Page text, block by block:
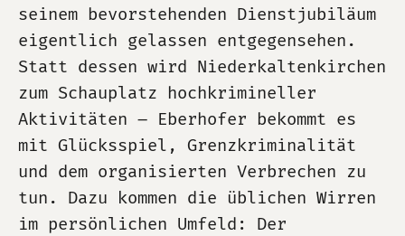
seinem bevorstehenden Dienstjubiläum
eigentlich gelassen entgegensehen.
Statt dessen wird Niederkaltenkirchen
zum Schauplatz hochkrimineller
Aktivitäten – Eberhofer bekommt es
mit Glücksspiel, Grenzkriminalität
und dem organisierten Verbrechen zu
tun. Dazu kommen die üblichen Wirren
im persönlichen Umfeld: Der